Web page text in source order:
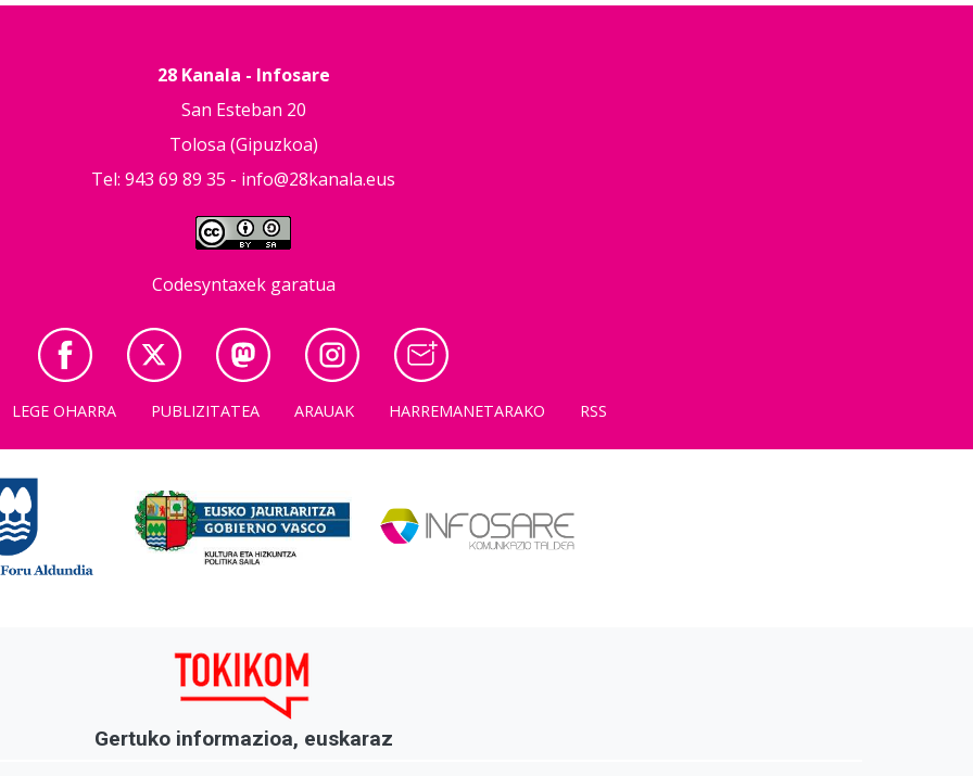
28 Kanala - Infosare
San Esteban 20
Tolosa (Gipuzkoa)
Tel: 943 69 89 35 - info@28kanala.eus
Codesyntaxek garatua
LEGE OHARRA PUBLIZITATEA ARAUAK HARREMANETARAKO RSS
Gertuko informazioa, euskaraz